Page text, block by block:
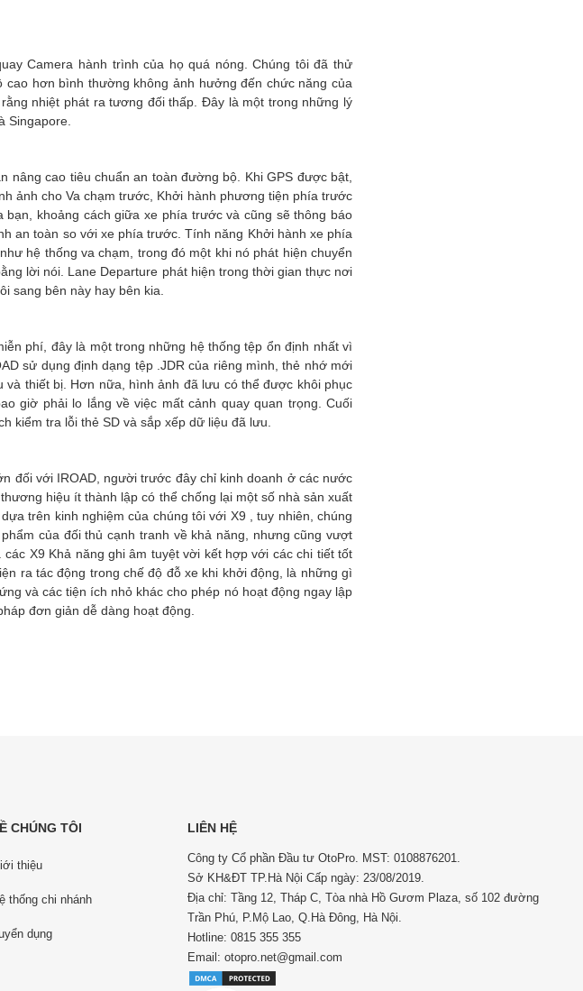
Camera hành trình của họ quá nóng. Chúng tôi đã thử
hơn bình thường không ảnh hưởng đến chức năng của
nhiệt phát ra tương đối thấp. Đây là một trong những lý
Singapore.
nâng cao tiêu chuẩn an toàn đường bộ. Khi GPS được bật,
ảnh cho Va chạm trước, Khởi hành phương tiện phía trước
khoảng cách giữa xe phía trước và cũng sẽ thông báo
an toàn so với xe phía trước. Tính năng Khởi hành xe phía
hệ thống va chạm, trong đó một khi nó phát hiện chuyển
lời nói. Lane Departure phát hiện trong thời gian thực nơi
sang bên này hay bên kia.
phí, đây là một trong những hệ thống tệp ổn định nhất vì
sử dụng định dạng tệp .JDR của riêng mình, thẻ nhớ mới
thiết bị. Hơn nữa, hình ảnh đã lưu có thể được khôi phục
giờ phải lo lắng về việc mất cảnh quay quan trọng. Cuối
kiểm tra lỗi thẻ SD và sắp xếp dữ liệu đã lưu.
đối với IROAD, người trước đây chỉ kinh doanh ở các nước
hiệu ít thành lập có thể chống lại một số nhà sản xuất
trên kinh nghiệm của chúng tôi với X9 , tuy nhiên, chúng
của đối thủ cạnh tranh về khả năng, nhưng cũng vượt
X9 Khả năng ghi âm tuyệt vời kết hợp với các chi tiết tốt
ra tác động trong chế độ đỗ xe khi khởi động, là những gì
và các tiện ích nhỏ khác cho phép nó hoạt động ngay lập
đơn giản dễ dàng hoạt động.
CHÚNG TÔI
thiệu
thống chi nhánh
dụng
LIÊN HỆ
Công ty Cổ phần Đầu tư OtoPro. MST: 0108876201.
Sở KH&ĐT TP.Hà Nội Cấp ngày: 23/08/2019.
Địa chỉ: Tầng 12, Tháp C, Tòa nhà Hồ Gươm Plaza, số 102 đường
Trần Phú, P.Mộ Lao, Q.Hà Đông, Hà Nội.
Hotline: 0815 355 355
Email: otopro.net@gmail.com